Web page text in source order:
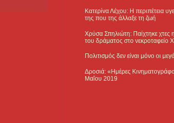
Κατερίνα Λέχου: Η περιπέτεια
της που της άλλαξε τη ζωή
Χρύσα Σπηλιώτη: Παίχτηκε χτες
του δράματος στο νεκροταφείο
Πολιτισμός δεν είναι μόνο οι
Δροσιά: «Ημέρες
Μαΐου 2019